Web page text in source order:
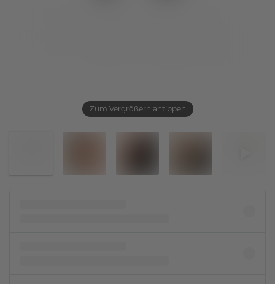
Zum Vergrößern antippen